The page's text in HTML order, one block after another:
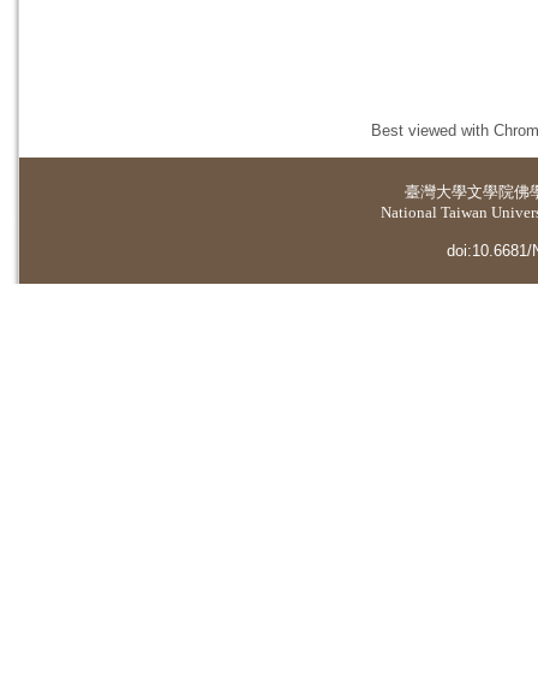
Best viewed with
臺灣大學文學院佛
National Taiwan
doi:10.6681/